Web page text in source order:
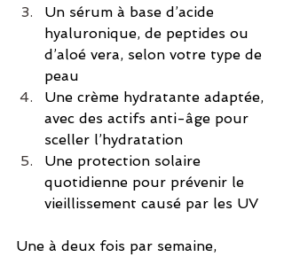
Un sérum à base d’acide
hyaluronique, de peptides ou
d’aloé vera, selon votre type de
peau
Une crème hydratante adaptée,
avec des actifs anti-âge pour
sceller l’hydratation
Une protection solaire
quotidienne pour prévenir le
vieillissement causé par les UV
Une à deux fois par semaine,